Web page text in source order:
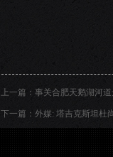
上一篇： 事关合肥天鹅湖河
下一篇： 外媒: 塔吉克斯坦杜